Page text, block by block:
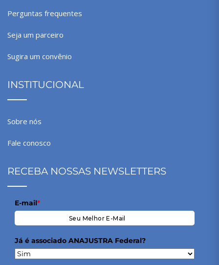
Perguntas frequentes
Seja um parceiro
Sugira um convênio
INSTITUCIONAL
Sobre nós
Fale conosco
RECEBA NOSSAS NEWSLETTERS
E-mail*
Já é associado ANAJUSTRA Federal?